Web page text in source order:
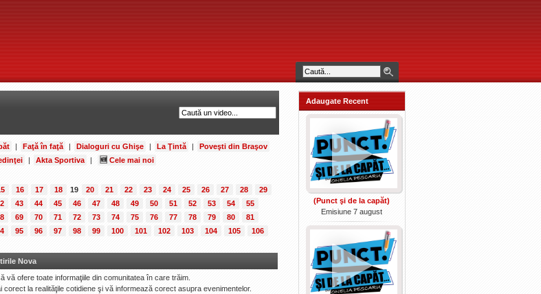
| Faţă în faţă | Dialoguri cu Ghişe | La Ţintă |
Poveşti din Braşov
| Akta Sportiva | 🆕Cele mai noi
16 17 18 19 20 21 22 23 24 25 26 27 28
29
43 44 45 46 47 48 49 50 51 52 53 54
55
69 70 71 72 73 74 75 76 77 78 79 80
81
95 96 97 98 99 100 101 102 103 104 105
106
Nova
vă ofere toate informaţiile din comunitatea în care trăim.
la realităţile cotidiene şi vă informează corect asupra evenimentelor.
Adaugate Recent
(Punct şi de la capăt)
Emisiune 7 august